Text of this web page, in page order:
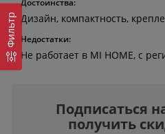
Фильтр
Достоинства:
Дизайн, компактность,
Недостатки:
Не работает в MI HOME, c
Подписаться
получить